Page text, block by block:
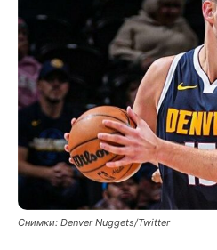
Снимки: Denver Nuggets/Twitter